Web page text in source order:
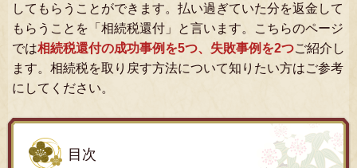
してもらうことができます。払い過ぎていた分を返金して
もらうことを「相続税還付」と言います。こちらのページ
では相続税還付の成功事例を5つ、失敗事例を2つご紹介し
ます。相続税を取り戻す方法について知りたい方はご参考
にしてください。
目次